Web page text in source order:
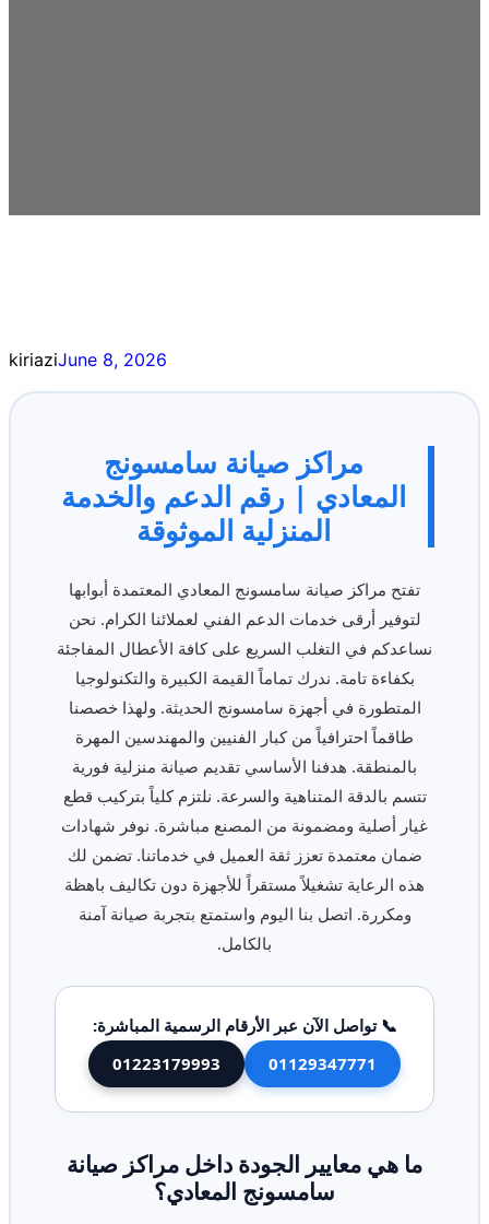
kiriaziJune 8, 2026
مراكز صيانة سامسونج
المعادي | رقم الدعم والخدمة
المنزلية الموثوقة
تفتح مراكز صيانة سامسونج المعادي المعتمدة أبوابها
لتوفير أرقى خدمات الدعم الفني لعملائنا الكرام. نحن
نساعدكم في التغلب السريع على كافة الأعطال المفاجئة
بكفاءة تامة. ندرك تماماً القيمة الكبيرة والتكنولوجيا
المتطورة في أجهزة سامسونج الحديثة. ولهذا خصصنا
طاقماً احترافياً من كبار الفنيين والمهندسين المهرة
بالمنطقة. هدفنا الأساسي تقديم صيانة منزلية فورية
تتسم بالدقة المتناهية والسرعة. نلتزم كلياً بتركيب قطع
غيار أصلية ومضمونة من المصنع مباشرة. نوفر شهادات
ضمان معتمدة تعزز ثقة العميل في خدماتنا. تضمن لك
هذه الرعاية تشغيلاً مستقراً للأجهزة دون تكاليف باهظة
ومكررة. اتصل بنا اليوم واستمتع بتجربة صيانة آمنة
بالكامل.
📞 تواصل الآن عبر الأرقام الرسمية المباشرة:
01129347771
01223179993
ما هي معايير الجودة داخل مراكز صيانة
سامسونج المعادي؟